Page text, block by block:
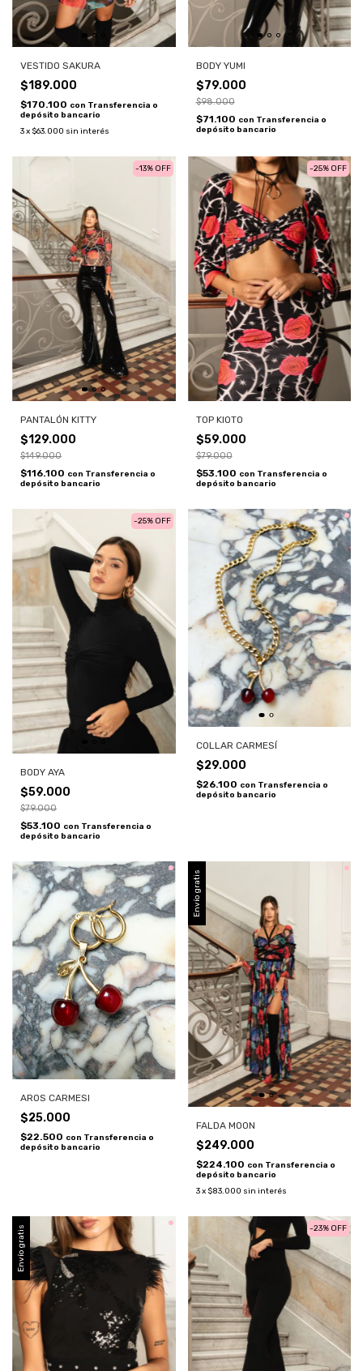
VESTIDO SAKURA
$189.000
$170.100 con Transferencia o
depósito bancario
3x $63.000 sin interés
BODY YUMI
$79.000
$98.000
$71.100 con Transferencia o
depósito bancario
PANTALÓN KITTY
$129.000
-13% OFF
$149.000
$116.100 con Transferencia o
depósito bancario
TOP KIOTO
$59.000
-25% OFF
$79.000
$53.100 con Transferencia o
depósito bancario
BODY AYA
$59.000
-25% OFF
$79.000
$53.100 con Transferencia o
depósito bancario
COLLAR CARMESÍ
$29.000
$26.100 con Transferencia o
depósito bancario
AROS CARMESI
$25.000
$22.500 con Transferencia o
depósito bancario
Envío gratis
FALDA MOON
$249.000
$224.100 con Transferencia o
depósito bancario
3 x $83.000 sin interés
Envío gratis -23% OFF